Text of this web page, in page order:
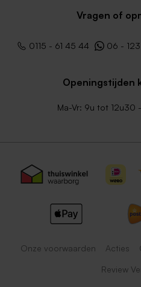
Vragen of
0115 - 61 45 44 06 -
Openingstijden
Ma-Vr: 9u tot 12u30
Onze voorwaarden Acties
Review